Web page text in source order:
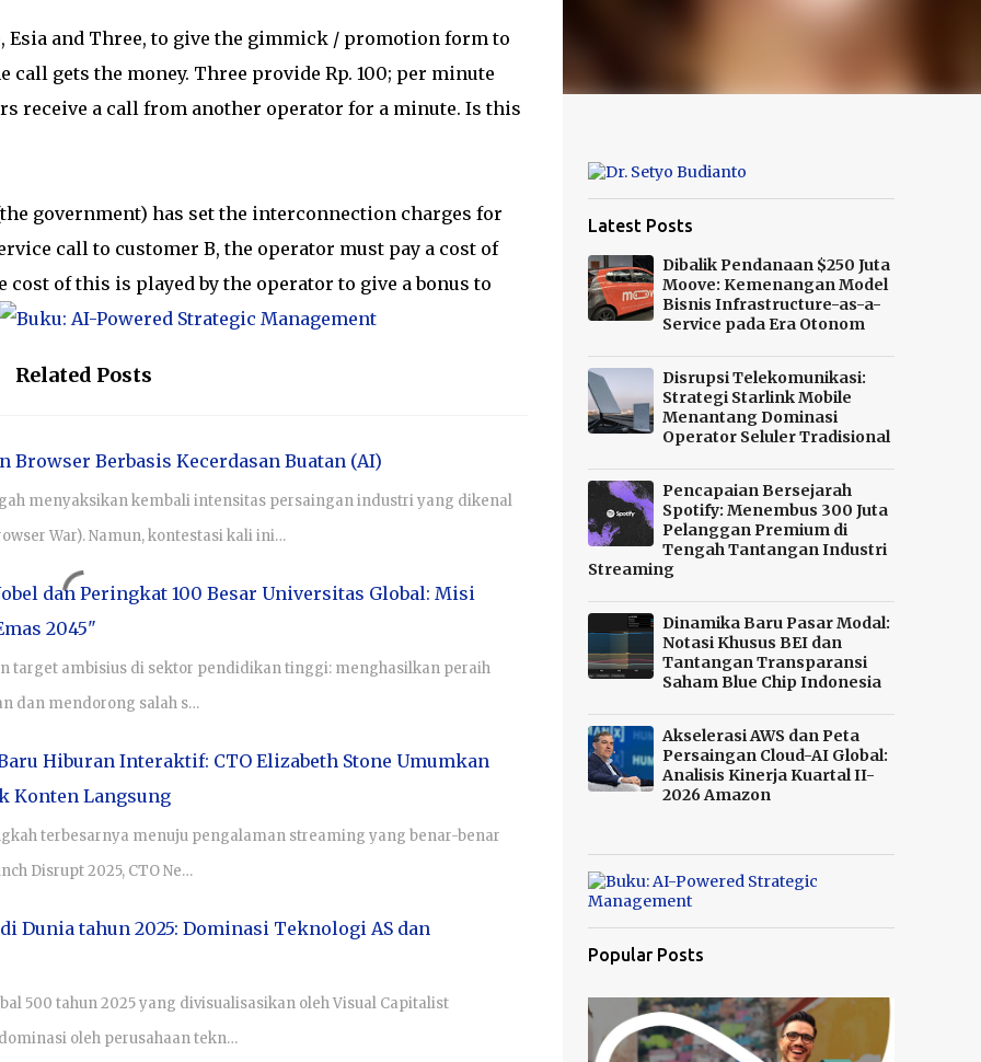
Esia and Three, to give the gimmick / promotion form to
call gets the money. Three provide Rp. 100; per minute
receive a call from another operator for a minute. Is this
government) has set the interconnection charges for
call to customer B, the operator must pay a cost of
of this is played by the operator to give a bonus to
Related Posts
Browser Berbasis Kecerdasan Buatan (AI)
menyaksikan kembali intensitas persaingan industri yang dikenal
War). Namun, kontestasi kali ini…
dan Peringkat 100 Besar Universitas Global: Misi
2045"
target ambisius di sektor pendidikan tinggi: menghasilkan peraih
dan mendorong salah s…
Hiburan Interaktif: CTO Elizabeth Stone Umumkan
Konten Langsung
terbesarnya menuju pengalaman streaming yang benar-benar
Disrupt 2025, CTO Ne…
Dunia tahun 2025: Dominasi Teknologi AS dan
500 tahun 2025 yang divisualisasikan oleh Visual Capitalist
oleh perusahaan tekn…
Latest Posts
Dibalik Pendanaan $250 Juta
Moove: Kemenangan Model
Bisnis Infrastructure-as-a-
Service pada Era Otonom
Disrupsi Telekomunikasi:
Strategi Starlink Mobile
Menantang Dominasi
Operator Seluler Tradisional
Pencapaian Bersejarah
Spotify: Menembus 300 Juta
Pelanggan Premium di
Tengah Tantangan Industri
Streaming
Dinamika Baru Pasar Modal:
Notasi Khusus BEI dan
Tantangan Transparansi
Saham Blue Chip Indonesia
Akselerasi AWS dan Peta
Persaingan Cloud-AI Global:
Analisis Kinerja Kuartal II-
2026 Amazon
Popular Posts